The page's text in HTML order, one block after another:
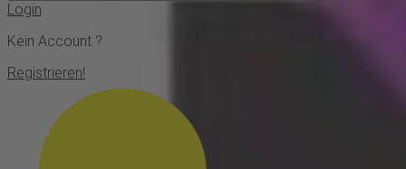
Login
Kein Account ?
Registrieren!